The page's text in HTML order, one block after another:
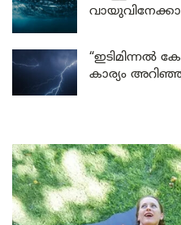
“ഇടിമിന്നൽ
കാര്യം